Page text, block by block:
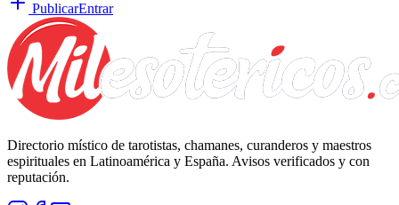
PublicarEntrar
Directorio místico de tarotistas, chamanes, curanderos y maestros
espirituales en Latinoamérica y España. Avisos verificados y con
reputación.